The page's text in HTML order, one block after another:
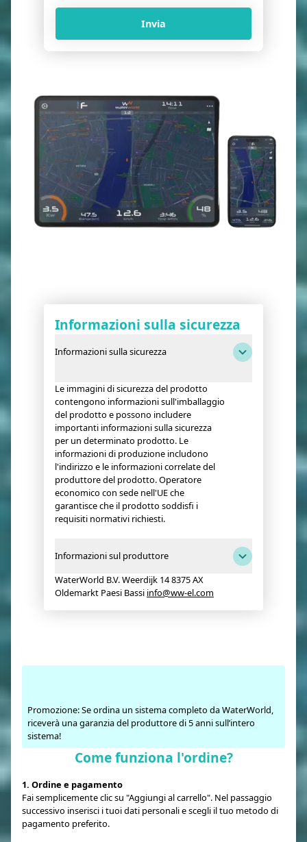
Invia
Informazioni sulla sicurezza
Informazioni sulla sicurezza
Le immagini di sicurezza del prodotto
contengono informazioni sull'imballaggio
del prodotto e possono includere
importanti informazioni sulla sicurezza
per un determinato prodotto. Le
informazioni di produzione includono
l'indirizzo e le informazioni correlate del
produttore del prodotto. Operatore
economico con sede nell'UE che
garantisce che il prodotto soddisfi i
requisiti normativi richiesti.
Informazioni sul produttore
WaterWorld B.V. Weerdijk 14 8375 AX
Oldemarkt Paesi Bassi info@ww-el.com
Promozione: Se ordina un sistema completo da WaterWorld,
riceverà una garanzia del produttore di 5 anni sull’intero
sistema!
Come funziona l'ordine?
1. Ordine e pagamento
Fai semplicemente clic su "Aggiungi al carrello". Nel passaggio
successivo inserisci i tuoi dati personali e scegli il tuo metodo di
pagamento preferito.